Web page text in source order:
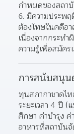
กำหนดของสถา
มีความประพ
ต้องโทษในคดีอ
เนื่องจากกระท
ความรู้เพื่อสมัค
การสนับสนุ
ทุนสภากาชาดไ
ระยะเวลา 4 ปี (
ศึกษา ค่าบำรุง
อาหารที่สถาบันจั